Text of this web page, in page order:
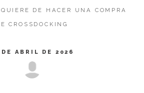
DE HACER UNA COMPRA
CROSSDOCKING
DE ABRIL DE 2026